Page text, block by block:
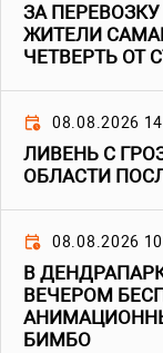
ЗА
ЖИТЕЛИ
ЧЕТВЕРТЬ ОТ
08.08.2026
ЛИВЕНЬ С
ОБЛАСТИ
08.08.2026
В
ВЕЧЕРОМ
БИМБО